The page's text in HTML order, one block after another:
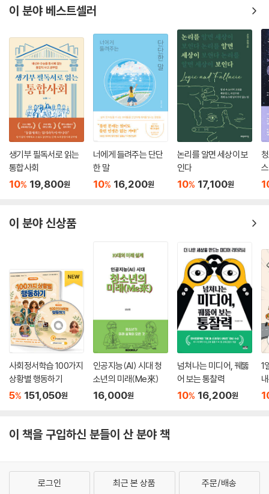
비롯된 것이듯, 동물을 사람과 다르다고 차별하는 것도 편견의 하나다. 그
렇다고 동물을 사람과 똑같이 여기라는 것은 아니다. 인간은 동물과 함께
지낼 수도 있지만 때로는 싸울 수도 있고, 동물을 음식으로 먹을 수도 있다.
그러나 우리가 명심해야 할 것은 동물들에게는 동물들의 세계가 있고 질서
가 있다는 사실이다. 정확하게 알지 못할지라도 우리는 그 세계와 질서를
존중해야 한다. 식물에게도 사생활이 있는 것과 마찬가지다. 푸른 별 지구
는 인간을 위해서만 존재하는 것이 아니다.
--- p.248~249
편의 동화(우화)에서 찾고 있다. 여기에는 『이상한 나라의 엘리스』 『위대
한 마법사 오즈』 『라퐁텐 우화』 『말괄량이 삐삐』 『어린 왕자』 같은 외국 작
품부터 『몽실언니』 [꾀꼬리의 노래 주머니] 같은 남북한 동화까지, 『그리
스 로마 신화』 같은 고전에서부터 『해리 포터』 같은 최근작까지 망라하고
있다.(※ 책 말미에는 수록된 작품들에 대한 저자의 ‘주관적’ 해설이 실려 있
다)
이들 작품들의 명장면을 소개하면서 자연스럽게 ‘사람답게’ 사는 삶이 무
엇인지 ‘키다리 아저씨’의 편지처럼, “아름다운 세상”은 그리 먼 곳에 있지
않다는 사실을 나직한 목소리로 사분사분 들려주고 있다. 글을 읽다보면
아이들에게는 사람답게 사는 세상의 모습을 보여주고, 어른들에게는 잊고
지냈던 맑은 동심의 세계를 떠올리게 해준다. 아름다운 동화의 세상과 맑
은 동심의 세계가 바로 인간이 인간답게 살 수 있는 인권의 이상형임을 자
인간이 존엄하다는 뜻은 무얼까
저자는 인간의 존엄성은 자연스런 생명의 질서에 있다고 여긴다. “자연스
런 생명의 질서란 이런 것이 아닐까. 아버지에게서 빠진 이가 아들에게 돋
아나듯, 앞서 간 강물의 지나간 자리를 뒤에 따라오는 강물이 채우듯 말이
다.” 저자는 죽음이 있기에 도리어 아름다운 인간 존엄의 모습을 동화 『홍
당무』에서 찾는다.
“아빠. 기쁜 소식을 알려드리겠습니다. 어금니가 한 개가 또 났습니다. 아
직 어금니가 날 나이가 아닌데, 이것은 분명 조숙한 사랑니입니다. 저는 한
개만 나는 것으로 그치지 않았으면 좋겠습니다” -홍당무 올림
가 한 개 새로 나면, 나의 이가 한 개 빠진다. 그래서 우리 가족의 이의 합계
이 분야 베스트셀러
생기부 필독서로 읽는
통합사회
10% 19,800원
너에게 들려주는 단단
한 말
10% 16,200원
논리를 알면 세상이 보
인다
10% 17,100원
스
이 분야 신상품
사회정서학습 100가지
상황별 행동하기
5% 151,050원
인공지능(AI) 시대 청
소년의 미래(Me來)
16,000원
넘쳐나는 미디어, 꿰뚫
어 보는 통찰력
10% 16,200원
1
이 책을 구입하신 분들이 산 분야 책
로그인 최근 본 상품 주문/배송